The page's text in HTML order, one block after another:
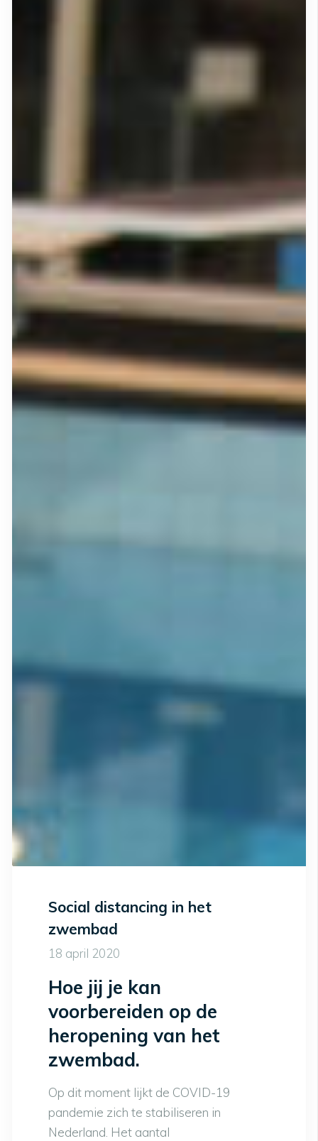
Social distancing in het
zwembad
18 april 2020
Hoe jij je kan
voorbereiden op de
heropening van het
zwembad.
Op dit moment lijkt de COVID-19
pandemie zich te stabiliseren in
Nederland. Het aantal